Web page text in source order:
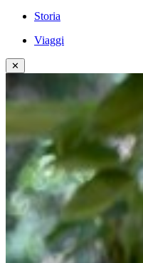
Storia
Viaggi
✕